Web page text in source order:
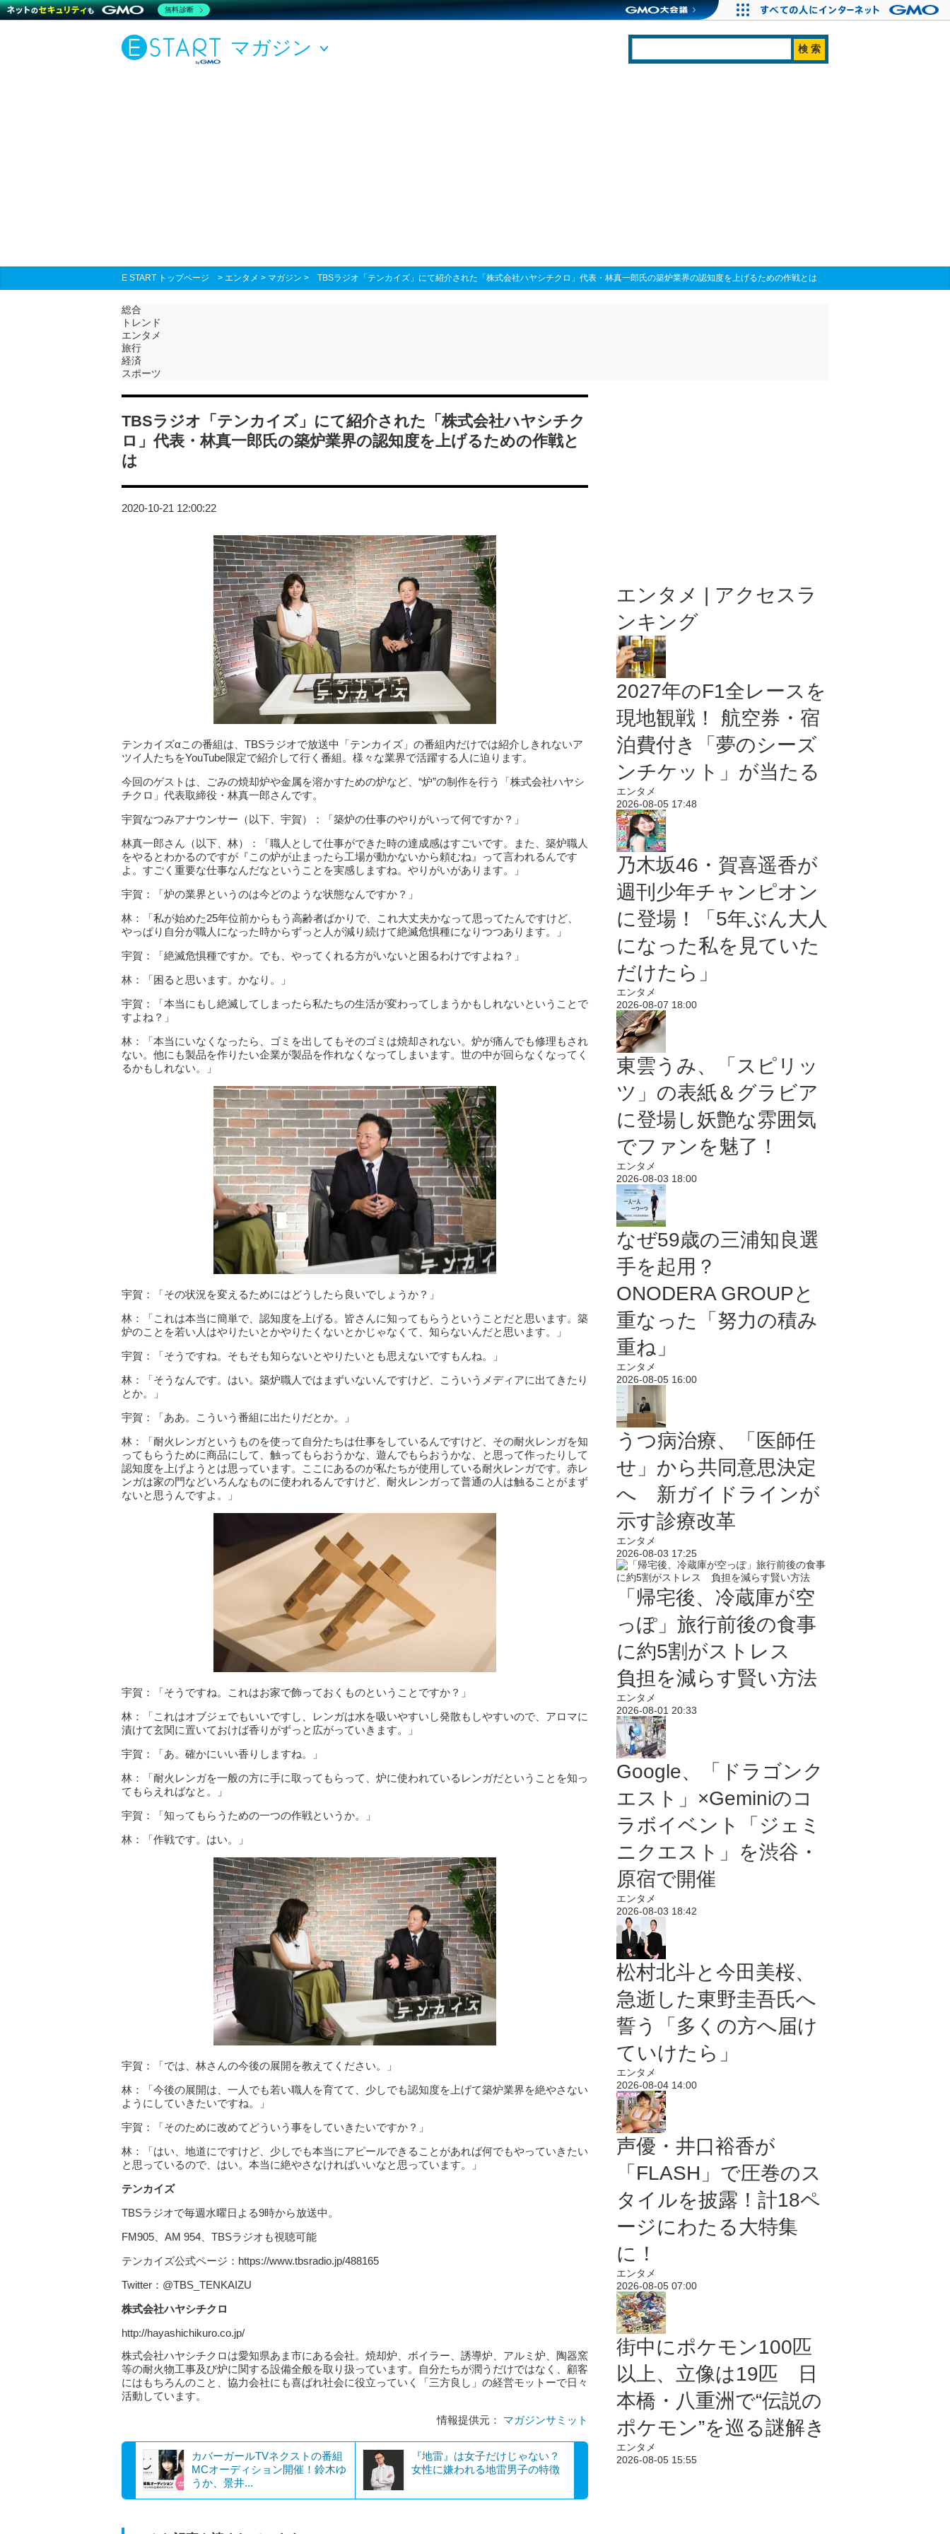
マガジン
E START トップページ > エンタメ > マガジン > TBSラジオ「テンカイズ」にて紹介された「株式会社ハヤシチクロ」代表・林真一郎氏の築炉業界の認知度を上げるための作戦とは
総合
トレンド
エンタメ
旅行
経済
スポーツ
TBSラジオ「テンカイズ」にて紹介された「株式会社ハヤシチク
ロ」代表・林真一郎氏の築炉業界の認知度を上げるための作戦と
は
2020-10-21 12:00:22
テンカイズαこの番組は、TBSラジオで放送中「テンカイズ」の番組内だけでは紹介しきれないア
ツイ人たちをYouTube限定で紹介して行く番組。様々な業界で活躍する人に迫ります。
今回のゲストは、ごみの焼却炉や金属を溶かすための炉など、“炉”の制作を行う「株式会社ハヤシ
チクロ」代表取締役・林真一郎さんです。
宇賀なつみアナウンサー（以下、宇賀）：「築炉の仕事のやりがいって何ですか？」
林真一郎さん（以下、林）：「職人として仕事ができた時の達成感はすごいです。また、築炉職人
をやるとわかるのですが『この炉が止まったら工場が動かないから頼むね』って言われるんです
よ。すごく重要な仕事なんだなということを実感しますね。やりがいがあります。」
宇賀：「炉の業界というのは今どのような状態なんですか？」
林：「私が始めた25年位前からもう高齢者ばかりで、これ大丈夫かなって思ってたんですけど、
やっぱり自分が職人になった時からずっと人が減り続けて絶滅危惧種になりつつあります。」
宇賀：「絶滅危惧種ですか。でも、やってくれる方がいないと困るわけですよね？」
林：「困ると思います。かなり。」
宇賀：「本当にもし絶滅してしまったら私たちの生活が変わってしまうかもしれないということで
すよね？」
林：「本当にいなくなったら、ゴミを出してもそのゴミは焼却されない。炉が痛んでも修理もされ
ない。他にも製品を作りたい企業が製品を作れなくなってしまいます。世の中が回らなくなってく
るかもしれない。」
宇賀：「その状況を変えるためにはどうしたら良いでしょうか？」
林：「これは本当に簡単で、認知度を上げる。皆さんに知ってもらうということだと思います。築
炉のことを若い人はやりたいとかやりたくないとかじゃなくて、知らないんだと思います。」
宇賀：「そうですね。そもそも知らないとやりたいとも思えないですもんね。」
林：「そうなんです。はい。築炉職人ではまずいないんですけど、こういうメディアに出てきたり
とか。」
宇賀：「ああ。こういう番組に出たりだとか。」
林：「耐火レンガというものを使って自分たちは仕事をしているんですけど、その耐火レンガを知
ってもらうために商品にして、触ってもらおうかな、遊んでもらおうかな、と思って作ったりして
認知度を上げようとは思っています。ここにあるのが私たちが使用している耐火レンガです。赤レ
ンガは家の門などいろんなものに使われるんですけど、耐火レンガって普通の人は触ることがまず
ないと思うんですよ。」
宇賀：「そうですね。これはお家で飾っておくものということですか？」
林：「これはオブジェでもいいですし、レンガは水を吸いやすいし発散もしやすいので、アロマに
漬けて玄関に置いておけば香りがずっと広がっていきます。」
宇賀：「あ。確かにいい香りしますね。」
林：「耐火レンガを一般の方に手に取ってもらって、炉に使われているレンガだということを知っ
てもらえればなと。」
宇賀：「知ってもらうための一つの作戦というか。」
林：「作戦です。はい。」
宇賀：「では、林さんの今後の展開を教えてください。」
林：「今後の展開は、一人でも若い職人を育てて、少しでも認知度を上げて築炉業界を絶やさない
ようにしていきたいですね。」
宇賀：「そのために改めてどういう事をしていきたいですか？」
林：「はい、地道にですけど、少しでも本当にアピールできることがあれば何でもやっていきたい
と思っているので、はい。本当に絶やさなければいいなと思っています。」
テンカイズ
TBSラジオで毎週水曜日よる9時から放送中。
FM905、AM 954、TBSラジオも視聴可能
テンカイズ公式ページ：https://www.tbsradio.jp/488165
Twitter：@TBS_TENKAIZU
株式会社ハヤシチクロ
http://hayashichikuro.co.jp/
株式会社ハヤシチクロは愛知県あま市にある会社。焼却炉、ボイラー、誘導炉、アルミ炉、陶器窯
等の耐火物工事及び炉に関する設備全般を取り扱っています。自分たちが潤うだけではなく、顧客
にはもちろんのこと、協力会社にも喜ばれ社会に役立っていく「三方良し」の経営モットーで日々
活動しています。
情報提供元： マガジンサミット
カバーガールTVネクストの番組
MCオーディション開催！鈴木ゆ
うか、景井...
『地雷』は女子だけじゃない？
女性に嫌われる地雷男子の特徴
エンタメ | アクセスラ
ンキング
2027年のF1全レースを
現地観戦！ 航空券・宿
泊費付き「夢のシーズ
ンチケット」が当たる
エンタメ
2026-08-05 17:48
乃木坂46・賀喜遥香が
週刊少年チャンピオン
に登場！「5年ぶん大人
になった私を見ていた
だけたら」
エンタメ
2026-08-07 18:00
東雲うみ、「スピリッ
ツ」の表紙＆グラビア
に登場し妖艶な雰囲気
でファンを魅了！
エンタメ
2026-08-03 18:00
なぜ59歳の三浦知良選
手を起用？
ONODERA GROUPと
重なった「努力の積み
重ね」
エンタメ
2026-08-05 16:00
うつ病治療、「医師任
せ」から共同意思決定
へ 新ガイドラインが
示す診療改革
エンタメ
2026-08-03 17:25
「帰宅後、冷蔵庫が空
っぽ」旅行前後の食事
に約5割がストレス
負担を減らす賢い方法
エンタメ
2026-08-01 20:33
Google、「ドラゴンク
エスト」×Geminiのコ
ラボイベント「ジェミ
ニクエスト」を渋谷・
原宿で開催
エンタメ
2026-08-03 18:42
松村北斗と今田美桜、
急逝した東野圭吾氏へ
誓う「多くの方へ届け
ていけたら」
エンタメ
2026-08-04 14:00
声優・井口裕香が
「FLASH」で圧巻のス
タイルを披露！計18ペ
ージにわたる大特集
に！
エンタメ
2026-08-05 07:00
街中にポケモン100匹
以上、立像は19匹 日
本橋・八重洲で“伝説の
ポケモン”を巡る謎解き
エンタメ
2026-08-05 15:55
無料診断